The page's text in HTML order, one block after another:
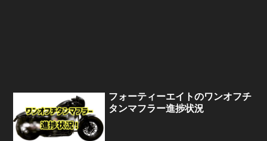
フォーティーエイトのワンオフチ
タンマフラー進捗状況